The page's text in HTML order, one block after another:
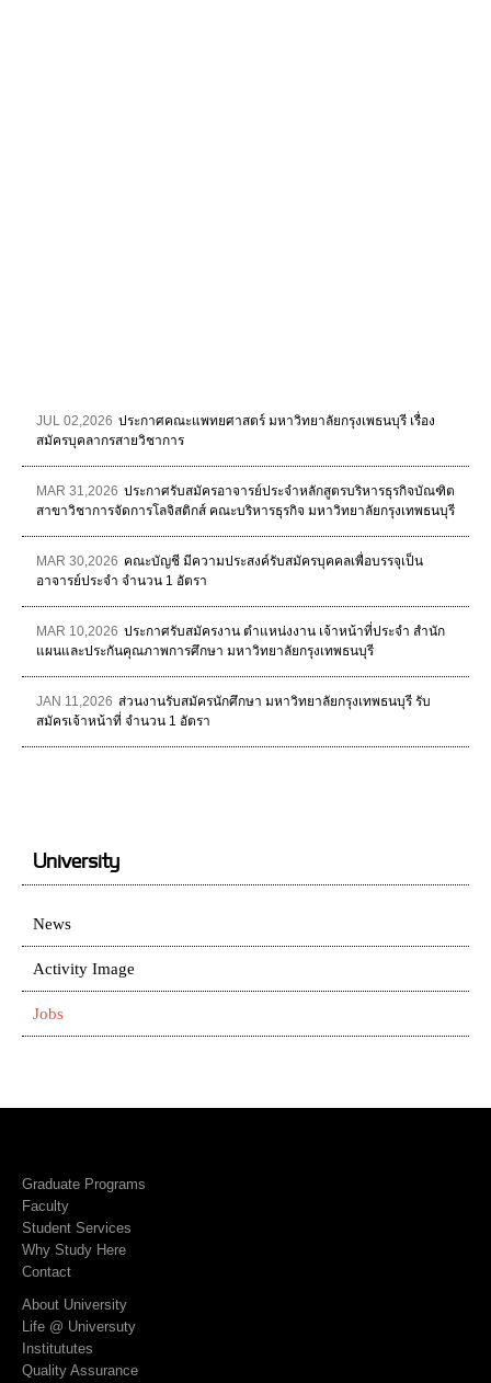
JUL 02,2026 ประกาศคณะแพทยศาสตร์ มหาวิทยาลัยกรุงเพธนบุรี เรื่อง
สมัครบุคลากรสายวิชาการ
MAR 31,2026 ประกาศรับสมัครอาจารย์ประจำหลักสูตรบริหารธุรกิจบัณฑิต
สาขาวิชาการจัดการโลจิสติกส์ คณะบริหารธุรกิจ มหาวิทยาลัยกรุงเทพธนบุรี
MAR 30,2026 คณะบัญชี มีความประสงค์รับสมัครบุคคลเพื่อบรรจุเป็น
อาจารย์ประจำ จำนวน 1 อัตรา
MAR 10,2026 ประกาศรับสมัครงาน ตำแหน่งงาน เจ้าหน้าที่ประจำ สำนัก
แผนและประกันคุณภาพการศึกษา มหาวิทยาลัยกรุงเทพธนบุรี
JAN 11,2026 ส่วนงานรับสมัครนักศึกษา มหาวิทยาลัยกรุงเทพธนบุรี รับ
สมัครเจ้าหน้าที่ จำนวน 1 อัตรา
University
News
Activity Image
Jobs
Graduate Programs
Faculty
Student Services
Why Study Here
Contact
About University
Life @ Universuty
Institututes
Quality Assurance